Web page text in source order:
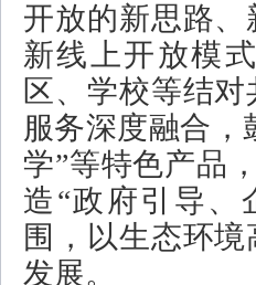
开放的新思路
新线上开放模
区、学校等结
服务深度融合，
学”等特色产品
造“政府引导、
围，以生态环
发展。